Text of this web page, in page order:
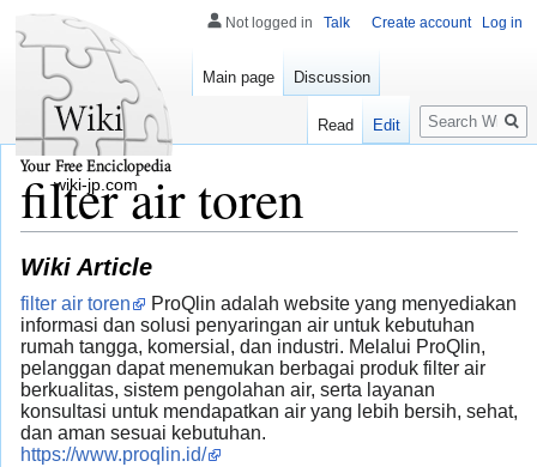
filter air toren
Wiki Article
filter air toren
ProQlin adalah website yang menyediakan
informasi dan solusi penyaringan air untuk kebutuhan
rumah tangga, komersial, dan industri. Melalui ProQlin,
pelanggan dapat menemukan berbagai produk filter air
berkualitas, sistem pengolahan air, serta layanan
konsultasi untuk mendapatkan air yang lebih bersih, sehat,
dan aman sesuai kebutuhan.
https://www.proqlin.id/
Not logged in Talk Create account Log in
Main page Discussion
Read Edit
Search
wiki-jp.com